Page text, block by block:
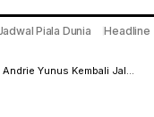
Piala Dunia Headline
Kembali Jalani Operasi di RSCM